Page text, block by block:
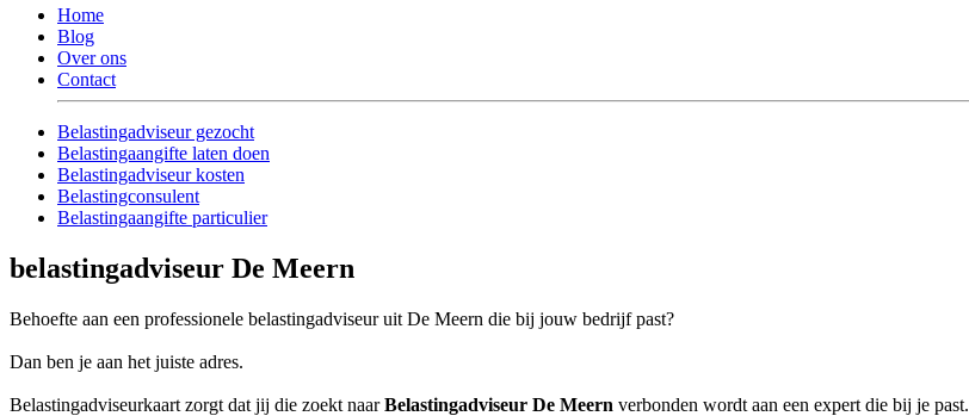
Home
Blog
Over ons
Contact
Belastingadviseur gezocht
Belastingaangifte laten doen
Belastingadviseur kosten
Belastingconsulent
Belastingaangifte particulier
belastingadviseur De Meern
Behoefte aan een professionele belastingadviseur uit De Meern die bij jouw bedrijf past?
Dan ben je aan het juiste adres.
Belastingadviseurkaart zorgt dat jij die zoekt naarBelastingadviseur De Meern verbonden wordt aan een expert die bij je past.